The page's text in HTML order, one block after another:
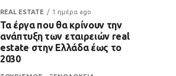
REAL ESTATE 1 ημέρα ago
Τα έργα που θα κρίνουν την
ανάπτυξη των εταιρειών real
estate στην Ελλάδα έως το
2030